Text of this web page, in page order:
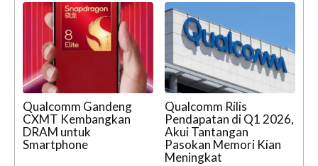
Qualcomm Gandeng
CXMT Kembangkan
DRAM untuk
Smartphone
Qualcomm Rilis
Pendapatan di Q1 2026,
Akui Tantangan
Pasokan Memori Kian
Meningkat